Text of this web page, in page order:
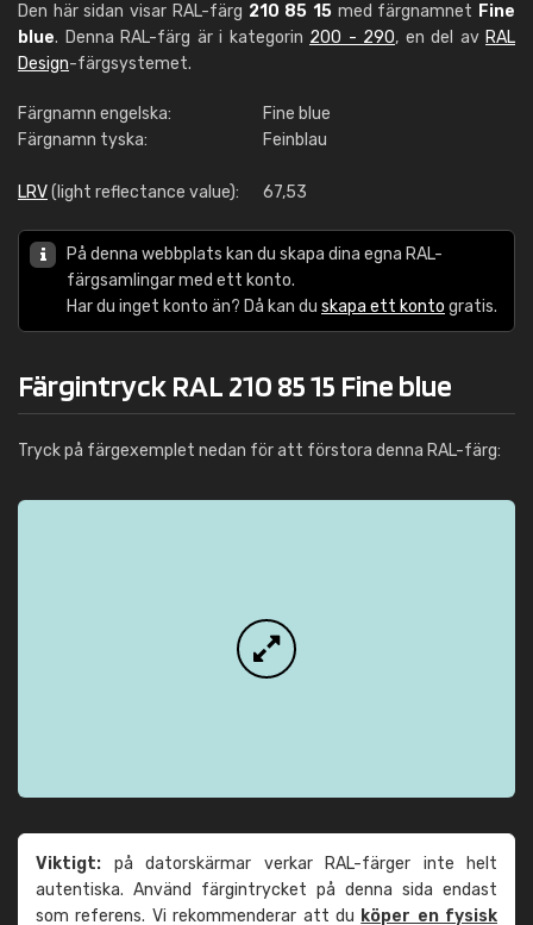
Den här sidan visar RAL-färg 210 85 15med färgnamnet Fine
blue. Denna RAL-färg är i kategorin 200 - 290, en del av RAL
Design-färgsystemet.
Färgnamn engelska:
Fine blue
Färgnamn tyska:
Feinblau
LRV(light reflectance value): 67,53
På denna webbplats kan du skapa dina egna RAL-
färgsamlingar med ett konto.
Har du inget konto än? Då kan du skapa ett konto gratis.
Färgintryck RAL 210 85 15 Fine blue
Tryck på färgexemplet nedan för att förstora denna RAL-färg:
Viktigt: på datorskärmar verkar RAL-färger inte helt
autentiska. Använd färgintrycket på denna sida endast
som referens. Vi rekommenderar att du köper en fysisk